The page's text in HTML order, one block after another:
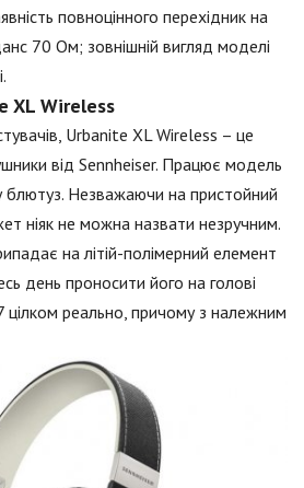
повноцінного перехідник на
70 Ом; зовнішній вигляд моделі
XL Wireless
Urbanite XL Wireless – це
від Sennheiser. Працює модель
Незважаючи на пристойний
ніяк не можна назвати незручним.
на літій-полімерний елемент
день проносити його на голові
реально, причому з належним